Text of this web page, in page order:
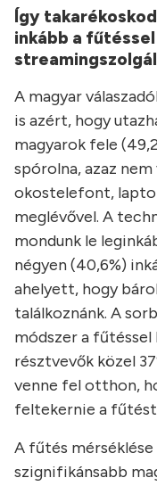
Így
inkább a
A magyar
is azért, hogy
magyarok fele
spórolna, azaz
okostelefont,
meglévővel. A
mondunk le
négyen (40,6%)
ahelyett, hogy
találkoznánk. A
módszer a
résztvevők közel
venne fel otthon,
feltekernie a
A fűtés
szignifikánsabb